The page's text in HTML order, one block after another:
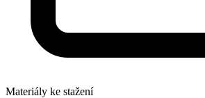
Materiály ke stažení